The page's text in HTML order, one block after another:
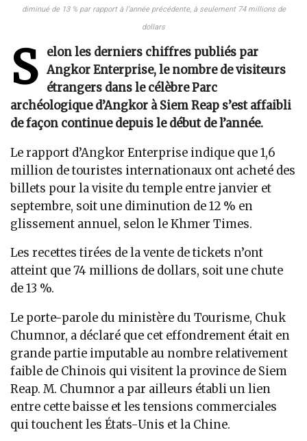
diminué de 13 % par rapport à l’année précédente, à seulement 74 millions de
dollars
S
elon les derniers chiffres publiés par
Angkor Enterprise, le nombre de visiteurs
étrangers dans le célèbre Parc
archéologique d’Angkor à Siem Reap s’est affaibli
de façon continue depuis le début de l’année.
Le rapport d’Angkor Enterprise indique que 1,6
million de touristes internationaux ont acheté des
billets pour la visite du temple entre janvier et
septembre, soit une diminution de 12 % en
glissement annuel, selon le Khmer Times.
Les recettes tirées de la vente de tickets n’ont
atteint que 74 millions de dollars, soit une chute
de 13 %.
Le porte-parole du ministère du Tourisme, Chuk
Chumnor, a déclaré que cet effondrement était en
grande partie imputable au nombre relativement
faible de Chinois qui visitent la province de Siem
Reap. M. Chumnor a par ailleurs établi un lien
entre cette baisse et les tensions commerciales
qui touchent les États-Unis et la Chine.